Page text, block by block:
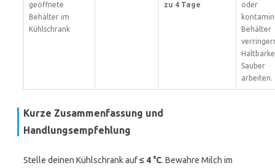
geöffnete
Behälter im
Kühlschrank
zu 4 Tage
oder
Behälter
Sauber
arbeiten.
Kurze Zusammenfassung und
Handlungsempfehlung
Stelle deinen Kühlschrank auf≤ 4 °C. Bewahre Milch im